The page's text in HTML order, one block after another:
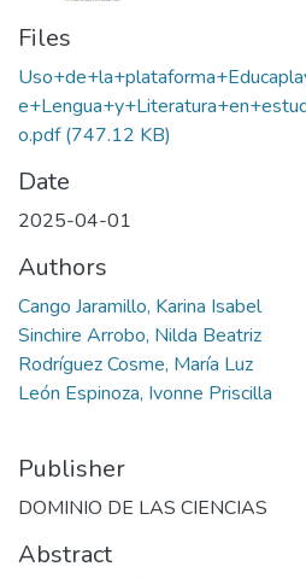
Files
o.pdf(747.12 KB)
Date
2025-04-01
Authors
Cango Jaramillo, Karina Isabel
Sinchire Arrobo, Nilda Beatriz
Rodríguez Cosme, María Luz
León Espinoza, Ivonne Priscilla
Publisher
DOMINIO DE LAS CIENCIAS
Abstract